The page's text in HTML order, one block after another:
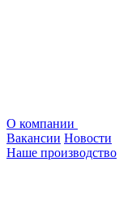
О компании
Вакансии Новости
Наше производство